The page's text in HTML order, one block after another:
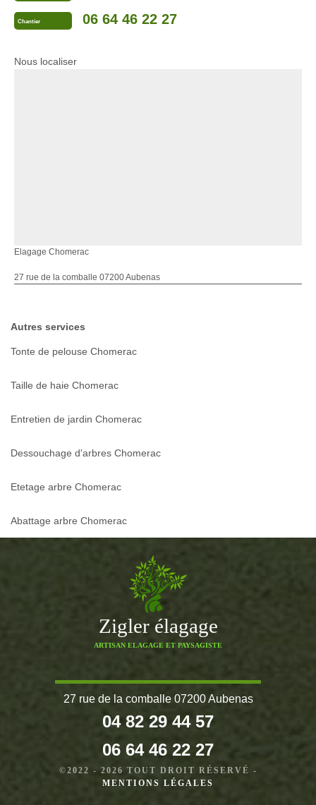
Chantier 06 64 46 22 27
Nous localiser
Elagage Chomerac
27 rue de la comballe 07200 Aubenas
Autres services
Tonte de pelouse Chomerac
Taille de haie Chomerac
Entretien de jardin Chomerac
Dessouchage d'arbres Chomerac
Etetage arbre Chomerac
Abattage arbre Chomerac
Zigler élagage
ARTISAN ELAGAGE ET PAYSAGISTE
27 rue de la comballe 07200 Aubenas
04 82 29 44 57
06 64 46 22 27
©2022 - 2026 TOUT DROIT RÉSERVÉ -
MENTIONS LÉGALES